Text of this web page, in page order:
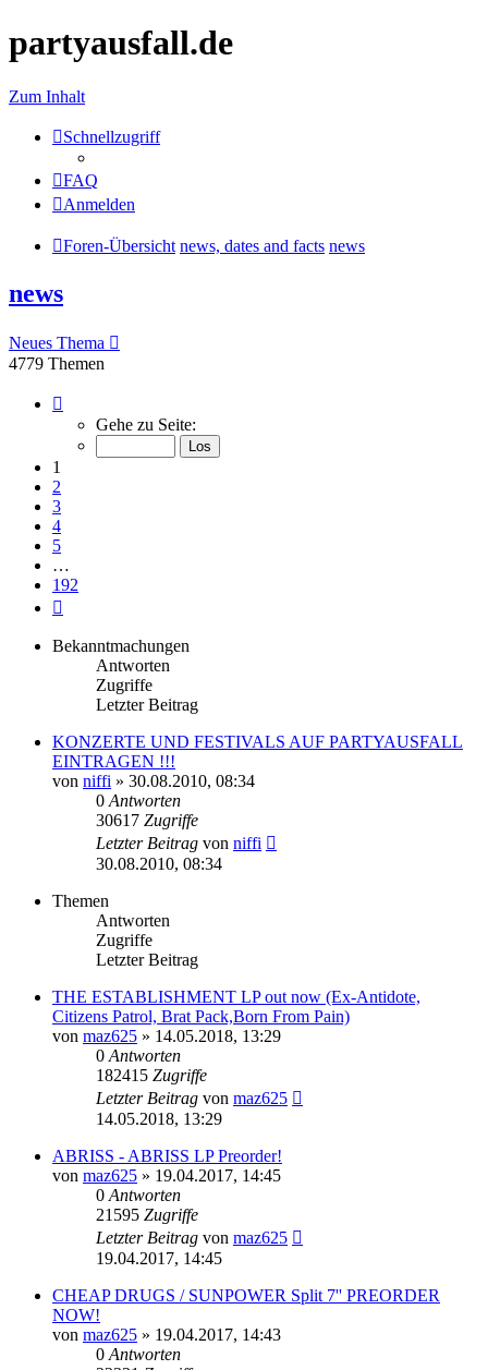
partyausfall.de
Zum Inhalt
Schnellzugriff
FAQ
Anmelden
Foren-Übersicht news, dates and facts news
news
Neues Thema
4779 Themen
von
Gehe zu Seite:
1
2
3
4
5
…
192
Bekanntmachungen
Antworten
Zugriffe
Letzter Beitrag
KONZERTE UND FESTIVALS AUF PARTYAUSFALL
EINTRAGEN !!!
von niffi » 30.08.2010, 08:34
0 Antworten
30617 Zugriffe
Letzter Beitrag von niffi
30.08.2010, 08:34
Themen
Antworten
Zugriffe
Letzter Beitrag
THE ESTABLISHMENT LP out now (Ex-Antidote,
Citizens Patrol, Brat Pack,Born From Pain)
von maz625 » 14.05.2018, 13:29
0 Antworten
182415 Zugriffe
Letzter Beitrag von maz625
14.05.2018, 13:29
ABRISS - ABRISS LP Preorder!
von maz625 » 19.04.2017, 14:45
0 Antworten
21595 Zugriffe
Letzter Beitrag von maz625
19.04.2017, 14:45
CHEAP DRUGS / SUNPOWER Split 7'' PREORDER
NOW!
von maz625 » 19.04.2017, 14:43
0 Antworten